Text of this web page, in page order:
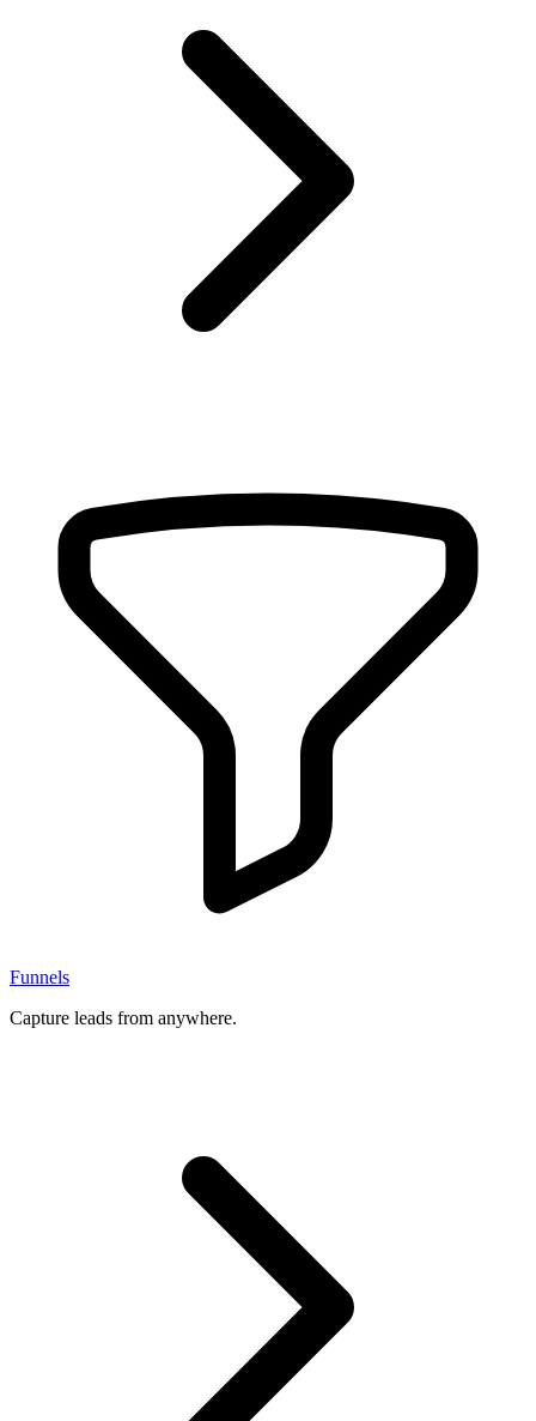
Funnels
Capture leads from anywhere.